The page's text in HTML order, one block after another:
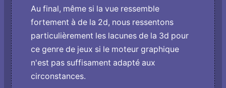
Au final, même si la vue ressemble
fortement à de la 2d, nous ressentons
particulièrement les lacunes de la 3d pour
ce genre de jeux si le moteur graphique
n'est pas suffisament adapté aux
circonstances.